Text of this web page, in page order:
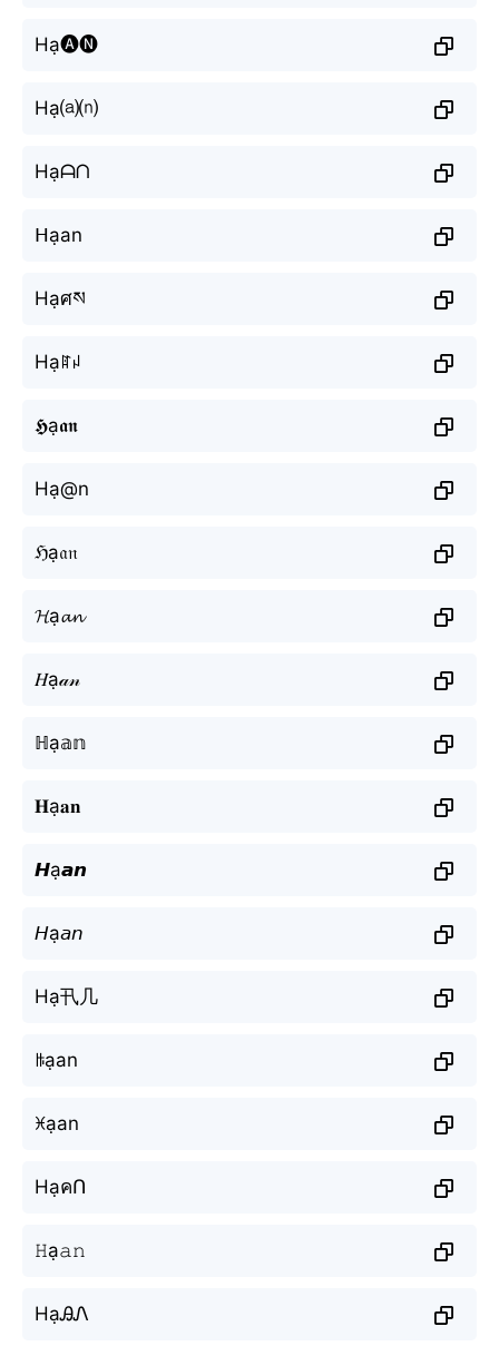
Hạ🅐🅝
Hạ⒜⒩
Hạᗩᑎ
ᕼạan
Hạศས
Hạꍏꈤ
𝕳ạ𝖆𝖓
Hạ@n
ℌạ𝔞𝔫
𝓗ạ𝓪𝓷
𝐻ạ𝒶𝓃
ℍạ𝕒𝕟
𝐇ạ𝐚𝐧
𝙃ạ𝙖𝙣
𝘏ạ𝘢𝘯
Hạ卂几
ꑛạan
ꁝạan
HạคՈ
𝙷ạ𝚊𝚗
HạᎯᏁ